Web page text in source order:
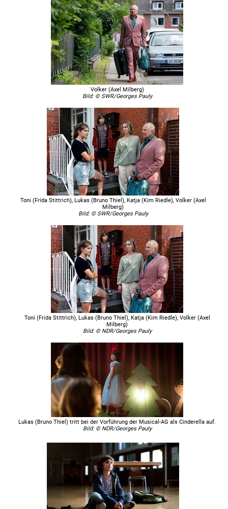
Volker (Axel Milberg)
Bild: © SWR/Georges Pauly
Toni (Frida Stittrich), Lukas (Bruno Thiel), Katja (Kim Riedle), Volker (Axel
Milberg)
Bild: © SWR/Georges Pauly
Toni (Frida Stittrich), Lukas (Bruno Thiel), Katja (Kim Riedle), Volker (Axel
Milberg)
Bild: © NDR/Georges Pauly
Lukas (Bruno Thiel) tritt bei der Vorführung der Musical-AG als Cinderella auf.
Bild: © NDR/Georges Pauly